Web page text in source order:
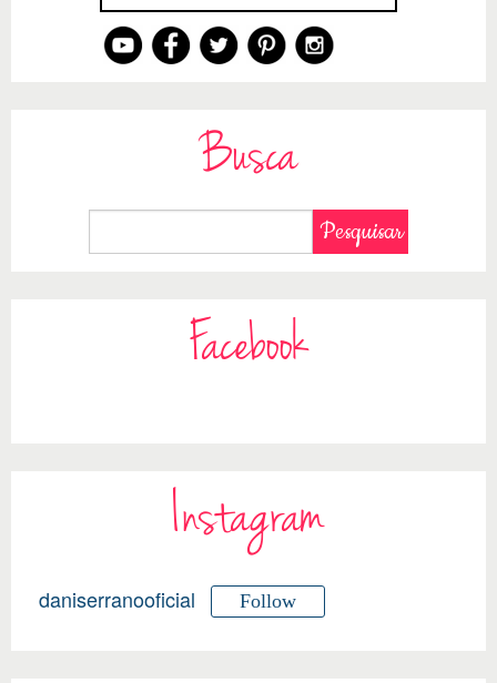
Busca
Facebook
Instagram
daniserranooficial Follow